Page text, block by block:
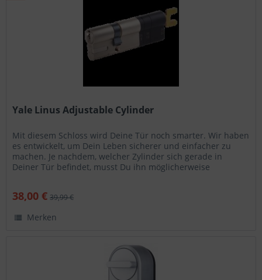
Yale Linus Adjustable Cylinder
Mit diesem Schloss wird Deine Tür noch smarter. Wir haben
es entwickelt, um Dein Leben sicherer und einfacher zu
machen. Je nachdem, welcher Zylinder sich gerade in
Deiner Tür befindet, musst Du ihn möglicherweise
38,00 € 39,99 €
Merken